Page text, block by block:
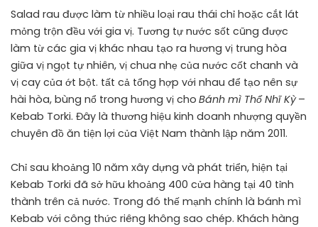
Salad rau được làm từ nhiều loại rau thái chỉ hoặc cắt lát
mỏng trộn đều với gia vị. Tương tự nước sốt cũng được
làm từ các gia vị khác nhau tạo ra hương vị trung hòa
giữa vị ngọt tự nhiên, vị chua nhẹ của nước cốt chanh và
vị cay của ớt bột. tất cả tổng hợp với nhau để tạo nên sự
hài hòa, bùng nổ trong hương vị cho Bánh mì Thổ Nhĩ Kỳ –
Kebab Torki. Đây là thương hiệu kinh doanh nhượng quyền
chuyên đồ ăn tiện lợi của Việt Nam thành lập năm 2011.
Chỉ sau khoảng 10 năm xây dựng và phát triển, hiện tại
Kebab Torki đã sở hữu khoảng 400 cửa hàng tại 40 tỉnh
thành trên cả nước. Trong đó thế mạnh chính là bánh mì
Kebab với công thức riêng không sao chép. Khách hàng